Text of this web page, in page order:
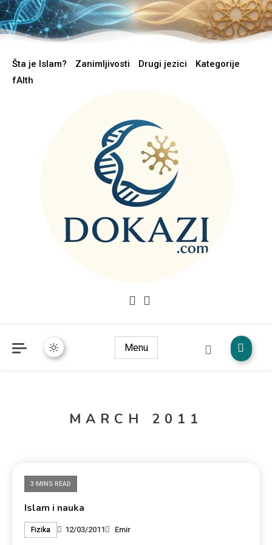
Šta je Islam? Zanimljivosti Drugi jezici
Kategorije
fAIth
Menu
MARCH 2011
3 MINS READ
Islam i nauka
Fizika 12/03/2011 Emir